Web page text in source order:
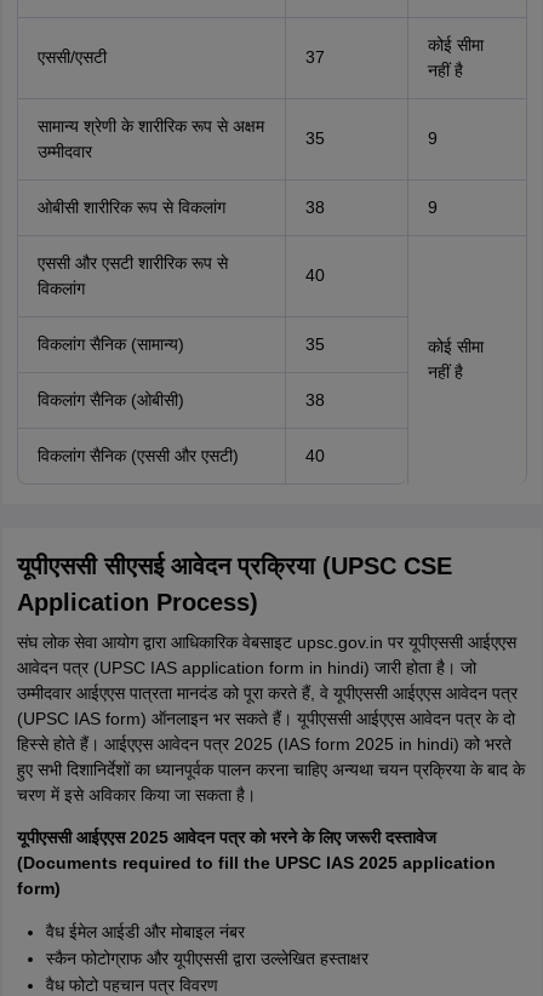
एससी/एसटी 37
कोई सीमा
नहीं है
सामान्य श्रेणी के शारीरिक रूप से अक्षम
उम्मीदवार
35 9
ओबीसी शारीरिक रूप से विकलांग 38 9
एससी और एसटी शारीरिक रूप से
विकलांग
40
कोई सीमा
नहीं है
विकलांग सैनिक (सामान्य) 35
विकलांग सैनिक (ओबीसी) 38
विकलांग सैनिक (एससी और एसटी) 40
यूपीएससी सीएसई आवेदन प्रक्रिया (UPSC CSE
Application Process)
संघ लोक सेवा आयोग द्वारा आधिकारिक वेबसाइट upsc.gov.in पर यूपीएससी आईएएस
आवेदन पत्र (UPSC IAS application form in hindi) जारी होता है। जो
उम्मीदवार आईएएस पात्रता मानदंड को पूरा करते हैं, वे यूपीएससी आईएएस आवेदन पत्र
(UPSC IAS form) ऑनलाइन भर सकते हैं। यूपीएससी आईएएस आवेदन पत्र के दो
हिस्से होते हैं। आईएएस आवेदन पत्र 2025 (IAS form 2025 in hindi) को भरते
हुए सभी दिशानिर्देशों का ध्यानपूर्वक पालन करना चाहिए अन्यथा चयन प्रक्रिया के बाद के
चरण में इसे अविकार किया जा सकता है।
यूपीएससी आईएएस 2025 आवेदन पत्र को भरने के लिए जरूरी दस्तावेज
(Documents required to fill the UPSC IAS 2025 application
form)
वैध ईमेल आईडी और मोबाइल नंबर
स्कैन फोटोग्राफ और यूपीएससी द्वारा उल्लेखित हस्ताक्षर
वैध फोटो पहचान पत्र विवरण